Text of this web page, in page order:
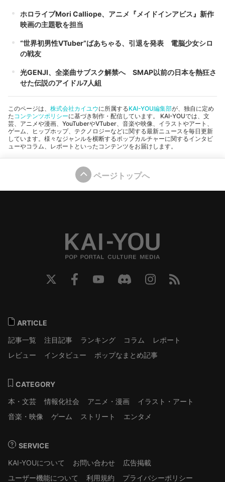
ホロライブMori Calliope、アニメ『メイドインアビス』新作
映画の主題歌を担当
“世界初男性VTuber”ばあちゃる、引退を発表 電脳少女シロ
の戦友
光GENJI、全楽曲サブスク解禁へ SMAP以前の日本を熱狂さ
せた伝説のアイドル7人組
このページは、 株式会社カイユウに所属するKAI-YOU編集部が、独自に定め
た コンテンツポリシーに基づき制作・配信しています。 KAI-YOUでは、文
芸、アニメや漫画、YouTuberやVTuber、音楽や映像、イラストやアート、
ゲーム、ヒップホップ、テクノロジーなどに関する最新ニュースを毎日更新
しています。様々なジャンルを横断するポップカルチャーに関するインタビ
ューやコラム、レポートといったコンテンツをお届けします。
ページトップへ
ARTICLE
記事一覧
注目記事 ランキング コラム
レポート
レビュー
インタビュー ポップなまとめ記事
CATEGORY
本・文芸
情報化社会 アニメ・漫画
イラスト・アート
音楽・映像
ゲーム ストリート エンタメ
SERVICE
KAI-YOUについて
お問い合わせ
広告掲載
ユーザー機能について
利用規約 プライバシーポリシー